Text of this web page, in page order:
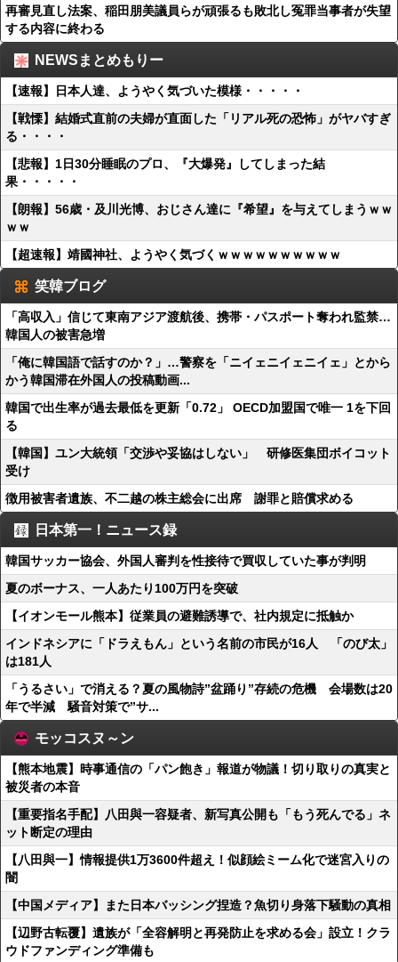
再審見直し法案、稲田朋美議員らが頑張るも敗北し冤罪当事者が失望
する内容に終わる
NEWSまとめもりー
【速報】日本人達、ようやく気づいた模様・・・・・
【戦慄】結婚式直前の夫婦が直面した「リアル死の恐怖」がヤバすぎ
る・・・・
【悲報】1日30分睡眠のプロ、『大爆発』してしまった結
果・・・・・
【朗報】56歳・及川光博、おじさん達に『希望』を与えてしまうｗｗ
ｗｗ
【超速報】靖國神社、ようやく気づくｗｗｗｗｗｗｗｗｗｗ
笑韓ブログ
「高収入」信じて東南アジア渡航後、携帯・パスポート奪われ監禁…
韓国人の被害急増
「俺に韓国語で話すのか？」…警察を「ニイェニイェニイェ」とから
かう韓国滞在外国人の投稿動画...
韓国で出生率が過去最低を更新「0.72」 OECD加盟国で唯一 1を下回
る
【韓国】ユン大統領「交渉や妥協はしない」 研修医集団ボイコット
受け
徴用被害者遺族、不二越の株主総会に出席 謝罪と賠償求める
日本第一！ニュース録
韓国サッカー協会、外国人審判を性接待で買収していた事が判明
夏のボーナス、一人あたり100万円を突破
【イオンモール熊本】従業員の避難誘導で、社内規定に抵触か
インドネシアに「ドラえもん」という名前の市民が16人 「のび太」
は181人
「うるさい」で消える？夏の風物詩”盆踊り”存続の危機 会場数は20
年で半減 騒音対策で”サ...
モッコスヌ～ン
【熊本地震】時事通信の「パン飽き」報道が物議！切り取りの真実と
被災者の本音
【重要指名手配】八田與一容疑者、新写真公開も「もう死んでる」ネ
ット断定の理由
【八田與一】情報提供1万3600件超え！似顔絵ミーム化で迷宮入りの
闇
【中国メディア】また日本バッシング捏造？魚切り身落下騒動の真相
【辺野古転覆】遺族が「全容解明と再発防止を求める会」設立！クラ
ウドファンディング準備も